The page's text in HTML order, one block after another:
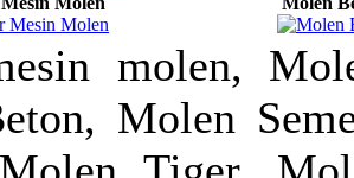
molen,
Molen